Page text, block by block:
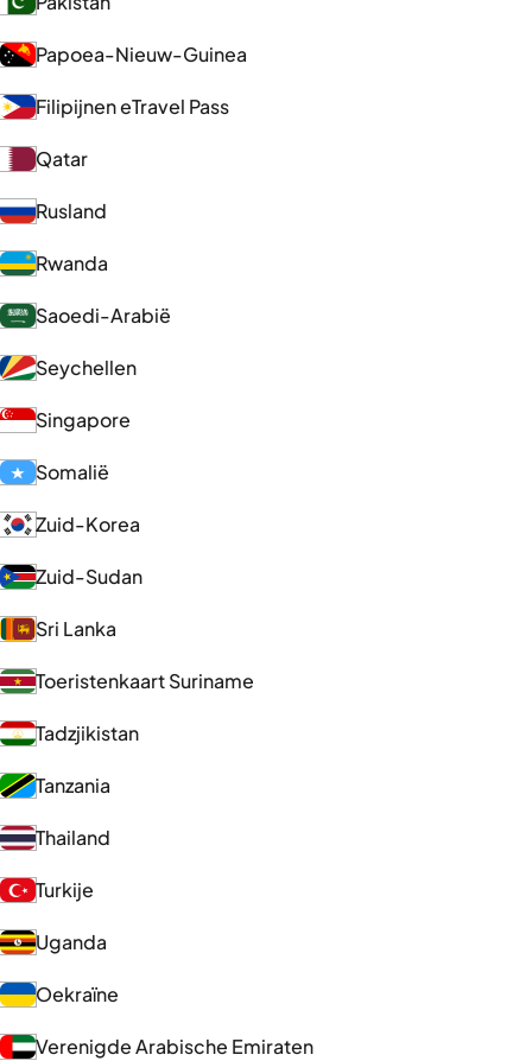
Papoea-Nieuw-Guinea
Filipijnen eTravel Pass
Qatar
Rusland
Rwanda
Saoedi-Arabië
Seychellen
Singapore
Somalië
Zuid-Korea
Zuid-Sudan
Sri Lanka
Toeristenkaart Suriname
Tadzjikistan
Tanzania
Thailand
Turkije
Uganda
Oekraïne
Verenigde Arabische Emiraten